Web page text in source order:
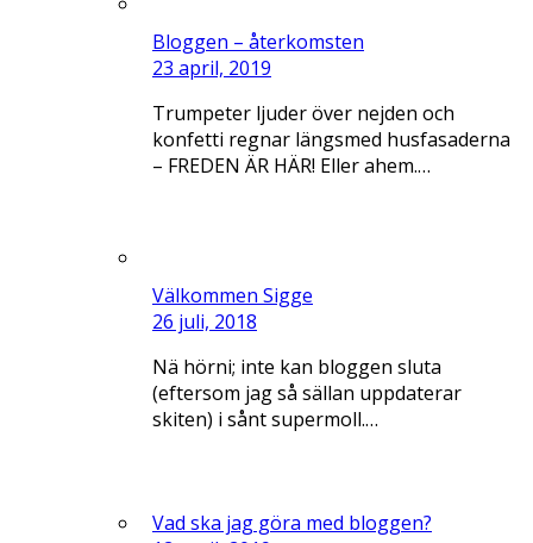
Bloggen – återkomsten
23 april, 2019
Trumpeter ljuder över nejden och
konfetti regnar längsmed husfasaderna
– FREDEN ÄR HÄR! Eller ahem.…
Välkommen Sigge
26 juli, 2018
Nä hörni; inte kan bloggen sluta
(eftersom jag så sällan uppdaterar
skiten) i sånt supermoll.…
Vad ska jag göra med bloggen?